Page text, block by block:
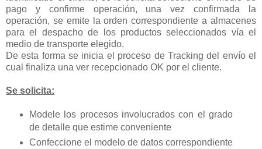
pago y confirme operación, una vez confirmada la
operación, se emite la orden correspondiente a almacenes
para el despacho de los productos seleccionados vía el
medio de transporte elegido.
De esta forma se inicia el proceso de Tracking del envío el
cual finaliza una ver recepcionado OK por el cliente.
Se solicita:
Modele los procesos involucrados con el grado
de detalle que estime conveniente
Confeccione el modelo de datos correspondiente